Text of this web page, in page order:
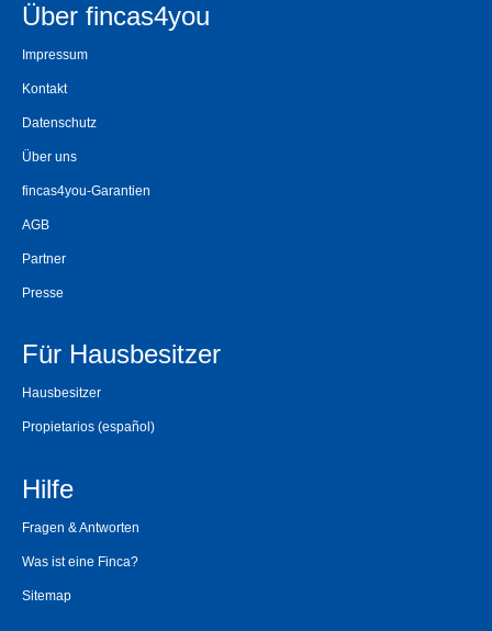
Über fincas4you
Impressum
Kontakt
Datenschutz
Über uns
fincas4you-Garantien
AGB
Partner
Presse
Für Hausbesitzer
Hausbesitzer
Propietarios (español)
Hilfe
Fragen & Antworten
Was ist eine Finca?
Sitemap